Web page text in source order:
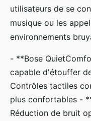
utilisateurs de se
musique ou les
environnements
- **Bose
capable d'étouffer
Contrôles tactiles
plus confortables -
Réduction de bruit